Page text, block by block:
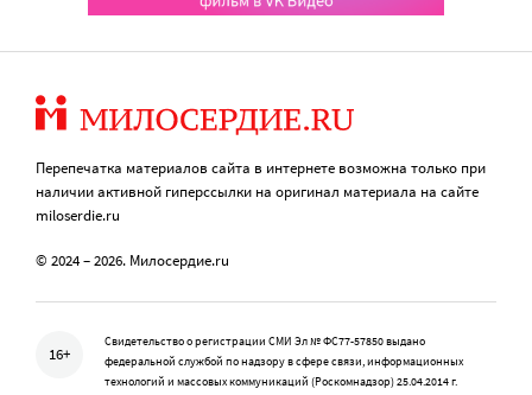
Перепечатка материалов сайта в интернете возможна только при
наличии активной гиперссылки на оригинал материала на сайте
miloserdie.ru
© 2024 – 2026. Милосердие.ru
16+
Свидетельство о регистрации СМИ Эл № ФС77-57850 выдано
федеральной службой по надзору в сфере связи, информационных
технологий и массовых коммуникаций (Роскомнадзор) 25.04.2014 г.